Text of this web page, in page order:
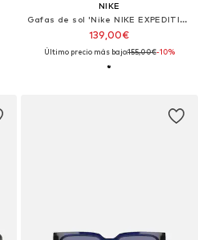
NIKE
Gafas de sol 'Nike NIKE EXPEDITION SHIELD PH IR4361X Mat black / ph lt gry>drk gry 61/18/140 MAN Sunglasses'
139,00€
Último precio más bajo:155,00€-10%